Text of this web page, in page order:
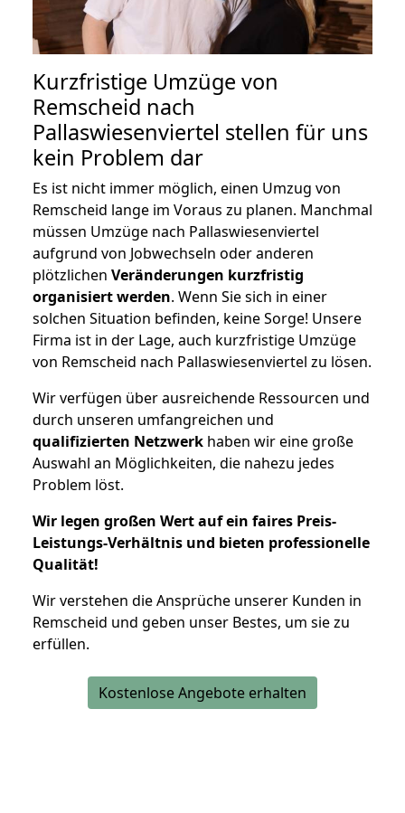
Kurzfristige Umzüge von
Remscheid nach
Pallaswiesenviertel stellen für uns
kein Problem dar
Es ist nicht immer möglich, einen Umzug von
Remscheid lange im Voraus zu planen. Manchmal
müssen Umzüge nach Pallaswiesenviertel
aufgrund von Jobwechseln oder anderen
plötzlichen Veränderungen kurzfristig
organisiert werden. Wenn Sie sich in einer
solchen Situation befinden, keine Sorge! Unsere
Firma ist in der Lage, auch kurzfristige Umzüge
von Remscheid nach Pallaswiesenviertel zu lösen.
Wir verfügen über ausreichende Ressourcen und
durch unseren umfangreichen und
qualifizierten Netzwerk haben wir eine große
Auswahl an Möglichkeiten, die nahezu jedes
Problem löst.
Wir legen großen Wert auf ein faires Preis-
Leistungs-Verhältnis und bieten professionelle
Qualität!
Wir verstehen die Ansprüche unserer Kunden in
Remscheid und geben unser Bestes, um sie zu
erfüllen.
Kostenlose Angebote erhalten